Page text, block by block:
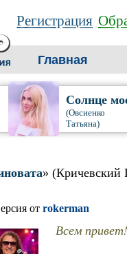
Регистрация
Главная
Солнце
(Овсиенко
Татьяна)
» (Кричевский
от rokerman
Всем